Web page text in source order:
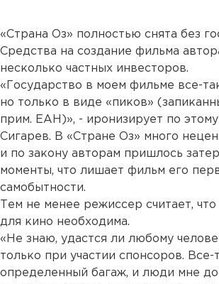
«Страна Оз» полностью снята без
Средства на создание фильма
несколько частных инвесторов.
«Государство в моем фильме все-
но только в виде «пиков»
прим. ЕАН)», - иронизирует по
Сигарев. В «Стране Оз» много
и по закону авторам пришлось
моменты, что лишает фильм его
самобытности.
Тем не менее режиссер считает,
для кино необходима.
«Не знаю, удастся ли любому
только при участии спонсоров. Все-
определенный багаж, и люди мне